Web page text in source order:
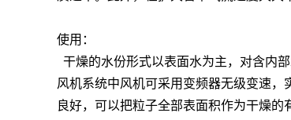
使用：
干燥的水份形式以表面水为主，对含内
风机系统中风机可采用变频器无级变速
良好，可以把粒子全部表面积作为干燥